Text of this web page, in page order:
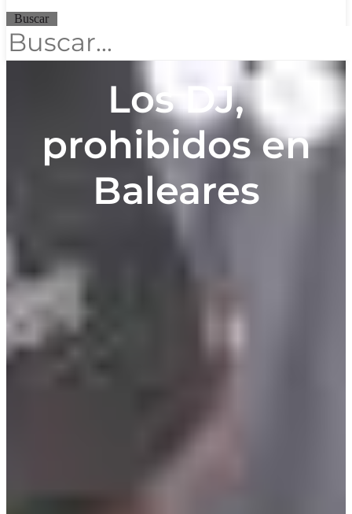
Buscar
Los DJ,
prohibidos en
Baleares